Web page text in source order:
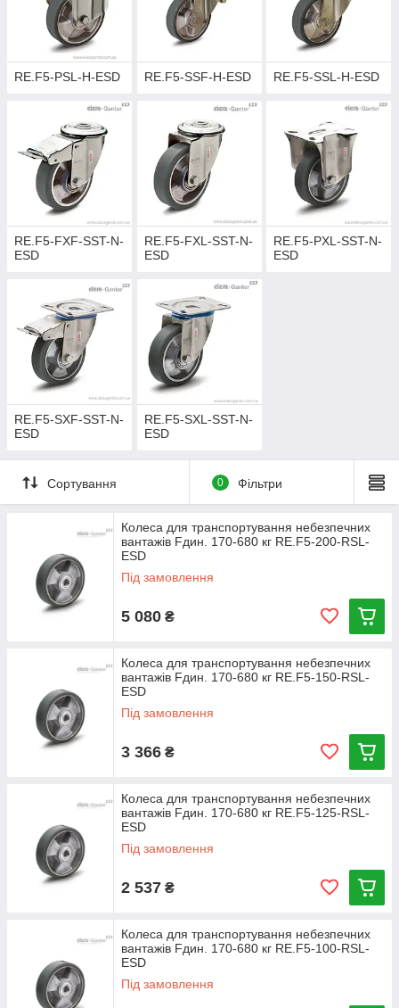
RE.F5-PSL-H-ESD RE.F5-SSF-H-ESD RE.F5-SSL-H-ESD
RE.F5-FXF-SST-N-
ESD
RE.F5-FXL-SST-N-
ESD
RE.F5-PXL-SST-N-
ESD
RE.F5-SXF-SST-N-
ESD
RE.F5-SXL-SST-N-
ESD
Сортування 0 Фільтри
Колеса для транспортування небезпечних
вантажів Fдин. 170-680 кг RE.F5-200-RSL-
ESD
Під замовлення
5 080 ₴
Колеса для транспортування небезпечних
вантажів Fдин. 170-680 кг RE.F5-150-RSL-
ESD
Під замовлення
3 366 ₴
Колеса для транспортування небезпечних
вантажів Fдин. 170-680 кг RE.F5-125-RSL-
ESD
Під замовлення
2 537 ₴
Колеса для транспортування небезпечних
вантажів Fдин. 170-680 кг RE.F5-100-RSL-
ESD
Під замовлення